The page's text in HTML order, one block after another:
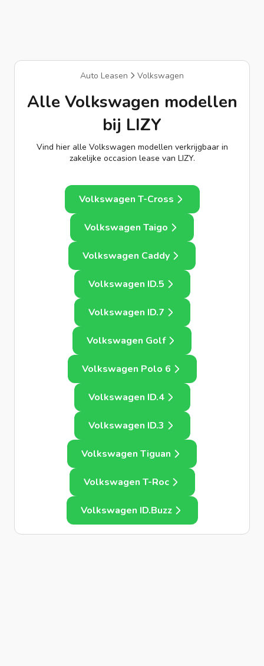
Auto Leasen Volkswagen
Alle Volkswagen modellen
bij LIZY
Vind hier alle Volkswagen modellen verkrijgbaar in
zakelijke occasion lease van LIZY.
Volkswagen T-Cross
Volkswagen Taigo
Volkswagen Caddy
Volkswagen ID.5
Volkswagen ID.7
Volkswagen Golf
Volkswagen Polo 6
Volkswagen ID.4
Volkswagen ID.3
Volkswagen Tiguan
Volkswagen T-Roc
Volkswagen ID.Buzz